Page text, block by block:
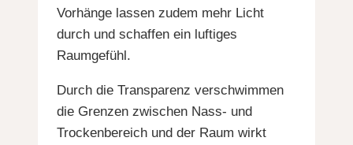
Vorhänge lassen zudem mehr Licht
durch und schaffen ein luftiges
Raumgefühl.
Durch die Transparenz verschwimmen
die Grenzen zwischen Nass- und
Trockenbereich und der Raum wirkt